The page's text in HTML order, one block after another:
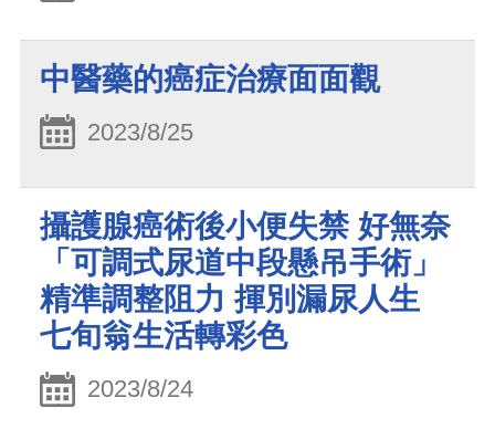
中醫藥的癌症治療面面觀
2023/8/25
攝護腺癌術後小便失禁 好無奈
「可調式尿道中段懸吊手術」
精準調整阻力 揮別漏尿人生
七旬翁生活轉彩色
2023/8/24